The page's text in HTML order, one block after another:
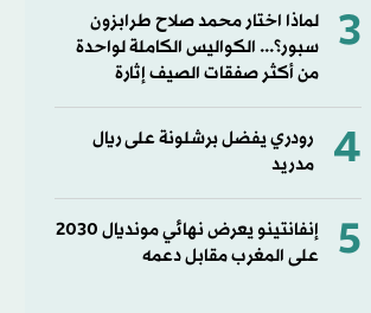
3
لماذا اختار محمد صلاح طرابزون
سبور؟... الكواليس الكاملة لواحدة
من أكثر صفقات الصيف إثارة
4
رودري يفضل برشلونة على ريال
مدريد
5
إنفانتينو يعرض نهائي مونديال 2030
على المغرب مقابل دعمه